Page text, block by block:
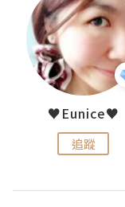
♥Eunice♥
追蹤